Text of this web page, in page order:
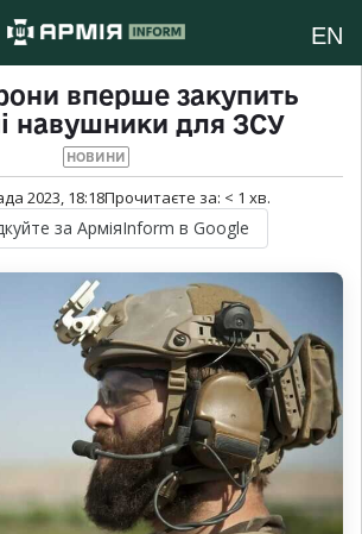
EN
вперше закупить
навушники для ЗСУ
НОВИНИ
2023, 18:18Прочитаєте за: < 1 хв.
за АрміяInform в Google